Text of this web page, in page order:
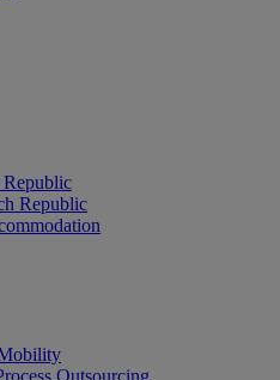
Republic
Outsourcing